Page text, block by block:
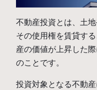
不動産投資とは、土
その使用権を賃貸す
産の価値が上昇した
のことです。
投資対象となる不動